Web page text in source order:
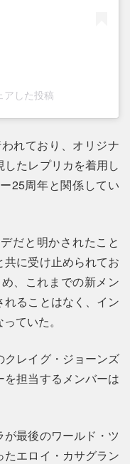
アした投稿
れており、オリジナ
たレプリカを着用し
25周年と関係してい
だと明かされたこと
に受け止められてお
、これまでの新メン
ることはなく、イン
ていた。
レイグ・ジョーンズ
担当するメンバーは
最後のワールド・ツ
エロイ・カサグラン